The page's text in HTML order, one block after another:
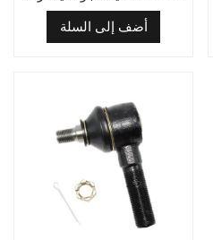
71310
أضف إلى السلة